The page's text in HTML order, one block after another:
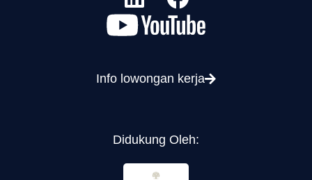
Info lowongan kerja
Didukung Oleh: